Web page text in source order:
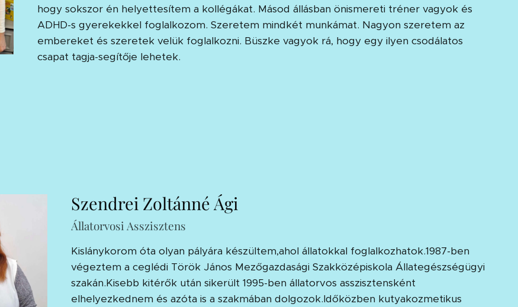
hogy sokszor én helyettesítem a kollégákat. Másod állásban önismereti tréner vagyok és
ADHD-s gyerekekkel foglalkozom. Szeretem mindkét munkámat. Nagyon szeretem az
embereket és szeretek velük foglalkozni. Büszke vagyok rá, hogy egy ilyen csodálatos
csapat tagja-segítője lehetek.
Szendrei Zoltánné Ági
Állatorvosi Asszisztens
Kislánykorom óta olyan pályára készültem,ahol állatokkal foglalkozhatok.1987-ben
végeztem a ceglédi Török János Mezőgazdasági Szakközépiskola Állategészségügyi
szakán.Kisebb kitérők után sikerült 1995-ben állatorvos asszisztensként
elhelyezkednem és azóta is a szakmában dolgozok.Időközben kutyakozmetikus